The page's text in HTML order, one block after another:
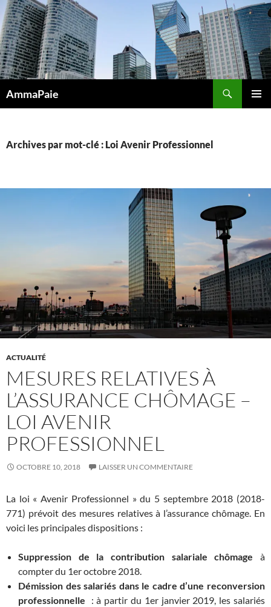
Aller
au
contenu
AmmaPaie
Archives par mot-clé : Loi Avenir Professionnel
ACTUALITÉ
MESURES RELATIVES À
L’ASSURANCE CHÔMAGE –
LOI AVENIR
PROFESSIONNEL
OCTOBRE 10, 2018 LAISSER UN COMMENTAIRE
La loi « Avenir Professionnel » du 5 septembre 2018 (2018-
771) prévoit des mesures relatives à l’assurance chômage. En
voici les principales dispositions :
Suppression de la contribution salariale chômage à
compter du 1er octobre 2018.
Démission des salariés dans le cadre d’une reconversion
professionnelle : à partir du 1er janvier 2019, les salariés